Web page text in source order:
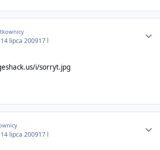
14 lipca 200917 l
i/sorryt.jpg
14 lipca 200917 l